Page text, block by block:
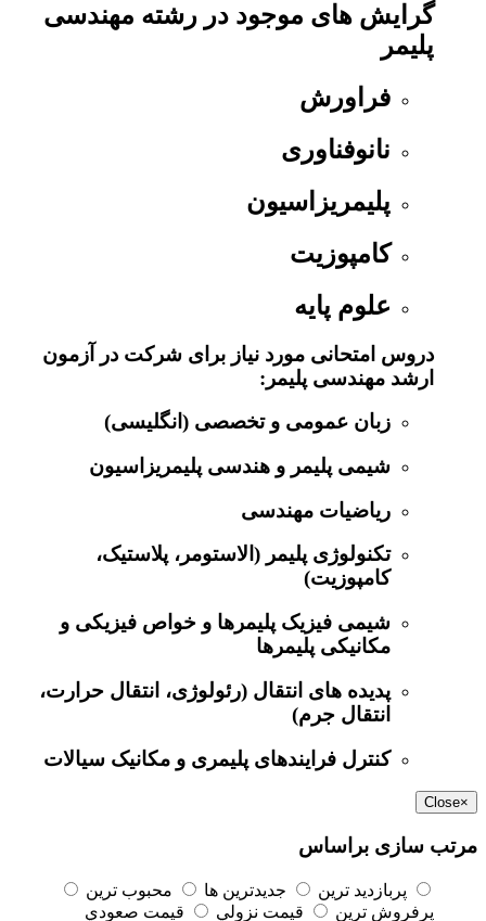
گرایش های موجود در رشته مهندسی
پلیمر
فراورش
نانوفناوری
پلیمریزاسیون
کامپوزیت
علوم پایه
دروس امتحانی مورد نیاز برای شرکت در آزمون
ارشد مهندسی پلیمر:
زبان عمومی و تخصصی (انگلیسی)
شیمی پلیمر و هندسی پلیمریزاسیون
ریاضیات مهندسی
تکنولوژی پلیمر (الاستومر، پلاستیک،
کامپوزیت)
شیمی فیزیک پلیمرها و خواص فیزیکی و
مکانیکی پلیمرها
پدیده های انتقال (رئولوژی، انتقال حرارت،
انتقال جرم)
کنترل فرایندهای پلیمری و مکانیک سیالات
×
Close
مرتب سازی براساس
پربازديد ترين جديدترين ها
محبوب ترين
پرفروش ترين
قيمت نزولي قيمت صعودي